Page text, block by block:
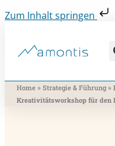
Zum Inhalt springen
Home » Strategie & Führung»
Kreativitätsworkshop für den